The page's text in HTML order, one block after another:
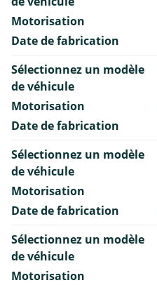
Motorisation
Date de fabrication
Sélectionnez un modèle
de véhicule
Motorisation
Date de fabrication
Sélectionnez un modèle
de véhicule
Motorisation
Date de fabrication
Sélectionnez un modèle
de véhicule
Motorisation